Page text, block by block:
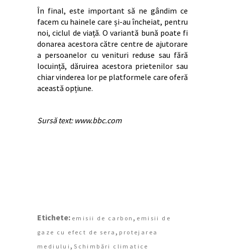
În final, este important să ne gândim ce
facem cu hainele care și-au încheiat, pentru
noi, ciclul de viață. O variantă bună poate fi
donarea acestora către centre de ajutorare
a persoanelor cu venituri reduse sau fără
locuință, dăruirea acestora prietenilor sau
chiar vinderea lor pe platformele care oferă
această opțiune.
Sursă text: www.bbc.com
Etichete: emisii de carbon , emisii de
gaze cu efect de sera , protejarea
mediului ,Schimbări climatice